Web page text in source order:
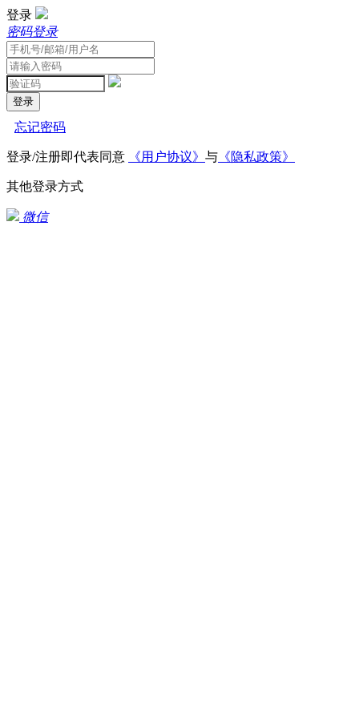
登录
密码登录
登录
忘记密码
登录/注册即代表同意 《用户协议》 与 《隐私政策》
其他登录方式
微信